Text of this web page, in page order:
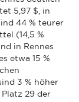
5,97 $, in
44 % teurer
(14,5 %
in Rennes
etwa 15 %
3 % höher
29 der